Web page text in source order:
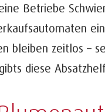
Betriebe
bleiben zeitlos –
diese